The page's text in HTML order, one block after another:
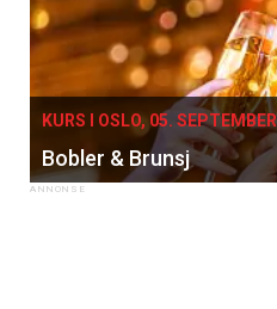
KURS I OSLO, 05. SEPTEMBER
Bobler & Brunsj